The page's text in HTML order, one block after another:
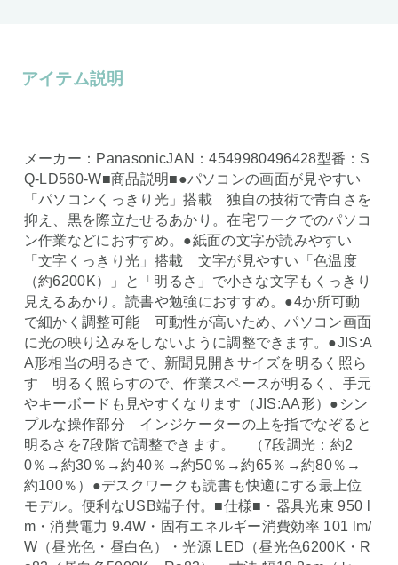
アイテム説明
メーカー：PanasonicJAN：4549980496428型番：S
Q-LD560-W■商品説明■●パソコンの画面が見やすい
「パソコンくっきり光」搭載 独自の技術で青白さを
抑え、黒を際立たせるあかり。在宅ワークでのパソコ
ン作業などにおすすめ。●紙面の文字が読みやすい
「文字くっきり光」搭載 文字が見やすい「色温度
（約6200K）」と「明るさ」で小さな文字もくっきり
見えるあかり。読書や勉強におすすめ。●4か所可動
で細かく調整可能 可動性が高いため、パソコン画面
に光の映り込みをしないように調整できます。●JIS:A
A形相当の明るさで、新聞見開きサイズを明るく照ら
す 明るく照らすので、作業スペースが明るく、手元
やキーボードも見やすくなります（JIS:AA形）●シン
プルな操作部分 インジケーターの上を指でなぞると
明るさを7段階で調整できます。 （7段調光：約2
0％→約30％→約40％→約50％→約65％→約80％→
約100％）●デスクワークも読書も快適にする最上位
モデル。便利なUSB端子付。■仕様■・器具光束 950 l
m・消費電力 9.4W・固有エネルギー消費効率 101 lm/
W（昼光色・昼白色）・光源 LED（昼光色6200K・R